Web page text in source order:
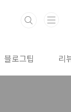
블로그팁 리